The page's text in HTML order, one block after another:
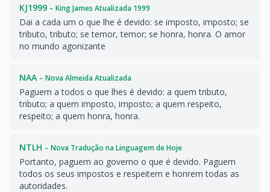
KJ1999 - King James Atualizada 1999
Dai a cada um o que lhe é devido: se imposto, imposto; se
tributo, tributo; se temor, temor; se honra, honra. O amor
no mundo agonizante
NAA - Nova Almeida Atualizada
Paguem a todos o que lhes é devido: a quem tributo,
tributo; a quem imposto, imposto; a quem respeito,
respeito; a quem honra, honra.
NTLH - Nova Tradução na Linguagem de Hoje
Portanto, paguem ao governo o que é devido. Paguem
todos os seus impostos e respeitem e honrem todas as
autoridades.